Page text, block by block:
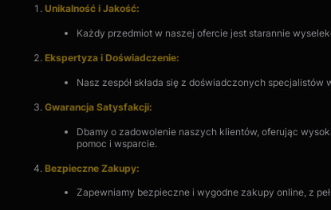
Unikalność i Jakość:
Każdy przedmiot w naszej ofercie jest starannie
Ekspertyza i Doświadczenie:
Nasz zespół składa się z doświadczonych
Gwarancja Satysfakcji:
Dbamy o zadowolenie naszych klientów, oferując
pomoc i wsparcie.
Bezpieczne Zakupy:
Zapewniamy bezpieczne i wygodne zakupy online, z